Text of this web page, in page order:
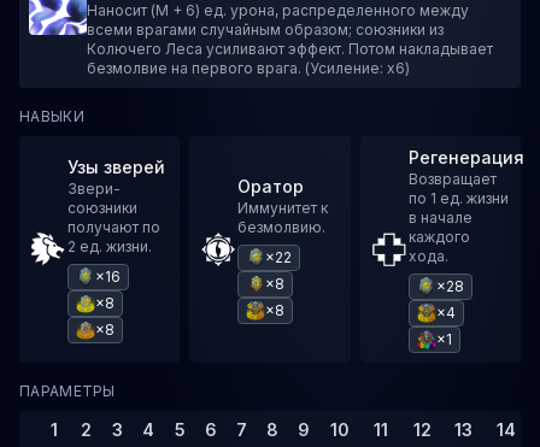
Наносит (M + 6) ед. урона, распределенного между
всеми врагами случайным образом; союзники из
Колючего Леса усиливают эффект. Потом накладывает
безмолвие на первого врага. (Усиление: x6)
НАВЫКИ
Узы зверей
Звери-
союзники
получают по
2 ед. жизни.
×16
×8
×8
Оратор
Иммунитет к
безмолвию.
×22
×8
×8
Регенерация
Возвращает
по 1 ед. жизни
в начале
каждого
хода.
×28
×4
×1
ПАРАМЕТРЫ
1 2 3 4 5 6 7 8 9 10 11 12 13 14